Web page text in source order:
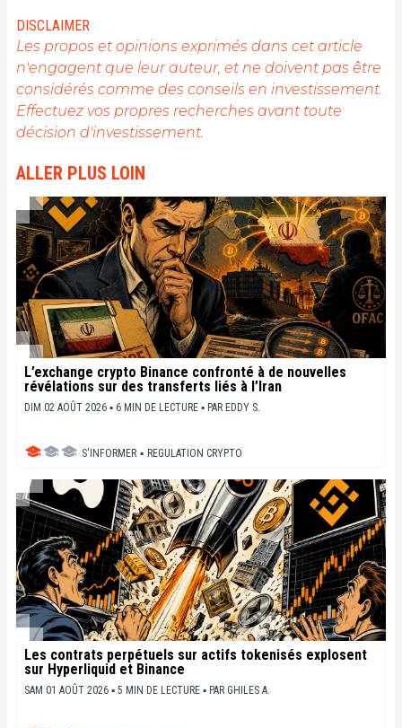
DISCLAIMER
Les propos et opinions exprimés dans cet article
n'engagent que leur auteur, et ne doivent pas être
considérés comme des conseils en investissement.
Effectuez vos propres recherches avant toute
décision d'investissement.
ALLER PLUS LOIN
L’exchange crypto Binance confronté à de nouvelles
révélations sur des transferts liés à l’Iran
DIM 02 AOÛT 2026 ▪ 6 MIN DE LECTURE ▪ PAR EDDY S.
S'INFORMER ▪ REGULATION CRYPTO
Les contrats perpétuels sur actifs tokenisés explosent
sur Hyperliquid et Binance
SAM 01 AOÛT 2026 ▪ 5 MIN DE LECTURE ▪ PAR GHILES A.